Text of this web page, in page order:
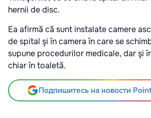
hernii de disc.
Ea afirmă că sunt instalate camere
de spital şi în camera în care se
supune procedurilor medicale, dar şi
chiar în toaletă.
Подпишитесь на новости